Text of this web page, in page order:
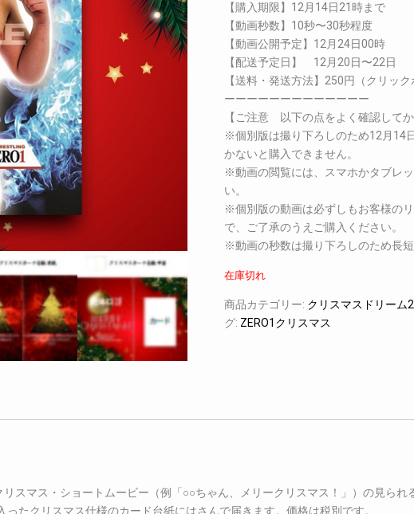
【購入期限】12月14日21時まで
【動画秒数】10秒〜30秒程度
【動画公開予定】12月24日00時
【配送予定日】 12月20日〜22日
【送料・発送方法】250円（クリッ
ーーーーーーーーーーーーー
【ご注意 以下の点をよく確認して
※個別版は撮り下ろしのため12月14
かないと購入できません。
※動画の閲覧には、スマホかタブレ
い。
※個別版の動画は必ずしもお客様の
で、ご了承のうえご購入ください。
※動画の秒数は撮り下ろしのため長
在庫切れ
商品カテゴリー: クリスマスドリーム
グ: ZERO1クリスマス
スマス・ショートムービー（例「○○ちゃん、メリークリスマス！」）の見ら
たクリスマス仕様のカード台紙にはさんで届きます。価格は税別です。